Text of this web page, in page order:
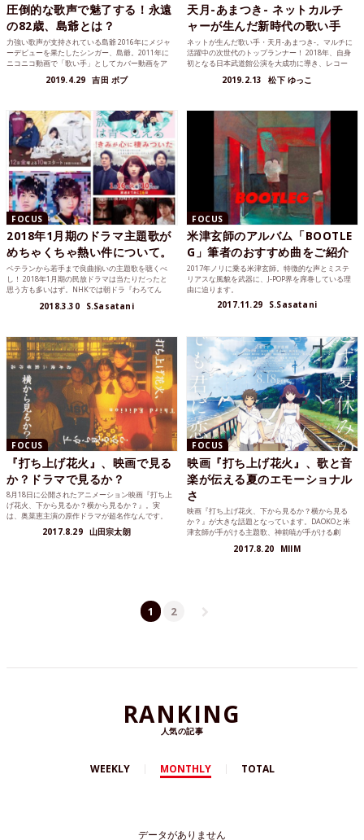
圧倒的な歌声で魅了する！永遠
の82歳、島爺とは？
力強い歌声が支持されている島爺 2016年にメジャ
ーデビューを果たしたシンガー、島爺。2011年に
ニコニコ動画で「歌い手」としてカバー動画をア
2019.4.29 吉田 ボブ
天月-あまつき- ネットカルチ
ャーが生んだ新時代の歌い手
ネットが生んだ歌い手・天月-あまつき-。マルチに
活躍中の次世代のトップランナー！ 2018年、自身
初となる日本武道館公演を大成功に導き、レコー
2019.2.13 松下 ゆっこ
FOCUS
2018年1月期のドラマ主題歌が
めちゃくちゃ熱い件について。
ベテランから若手まで良曲揃いの主題歌を聴くべ
し！ 2018年1月期の民放ドラマは当たりだったと
思う方も多いはず。NHKでは朝ドラ『わろてん
2018.3.30 S.Sasatani
FOCUS
米津玄師のアルバム「BOOTLE
G」筆者のおすすめ曲をご紹介
2017年ノリに乗る米津玄師。特徴的な声とミステ
リアスな風貌を武器に、J-POP界を席巻している理
由に迫ります。
2017.11.29 S.Sasatani
FOCUS
『打ち上げ花火』、映画で見る
か？ドラマで見るか？
8月18日に公開されたアニメーション映画『打ち上
げ花火、下から見るか？横から見るか？』。実
は、奥菜恵主演の原作ドラマが超名作なんです。
2017.8.29 山田宗太朗
FOCUS
映画『打ち上げ花火』、歌と音
楽が伝える夏のエモーショナル
さ
映画『打ち上げ花火、下から見るか？横から見る
か？』が大きな話題となっています。DAOKOと米
津玄師が手がける主題歌、神前暁が手がける劇
2017.8.20 MIIM
1 2
RANKING
人気の記事
WEEKLY MONTHLY TOTAL
データがありません